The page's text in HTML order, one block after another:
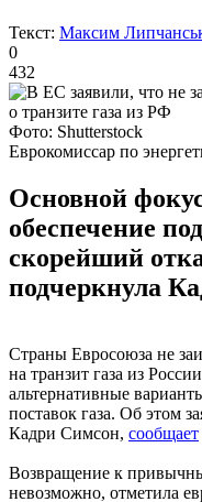
Текст: Максим
0
432
Фото: Shutterstock
Еврокомиссар по
Основной
обеспечение
скорейший
подчеркнула
Страны Евросоюза не
на транзит газа из
альтернативные
поставок газа. Об этом
Кадри Симсон, сообщает
Возвращение к
невозможно, отметила